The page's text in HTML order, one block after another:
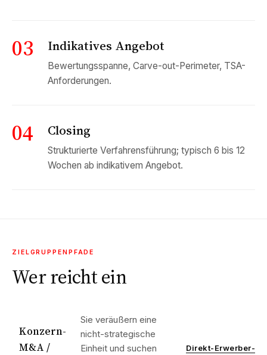
03 Indikatives Angebot
Bewertungsspanne, Carve-out-Perimeter, TSA-
Anforderungen.
04 Closing
Strukturierte Verfahrensführung; typisch 6 bis 12
Wochen ab indikativem Angebot.
ZIELGRUPPENPFADE
Wer reicht ein
Konzern-
M&A /
Sie veräußern eine
nicht-strategische
Einheit und suchen
Direkt-Erwerber-